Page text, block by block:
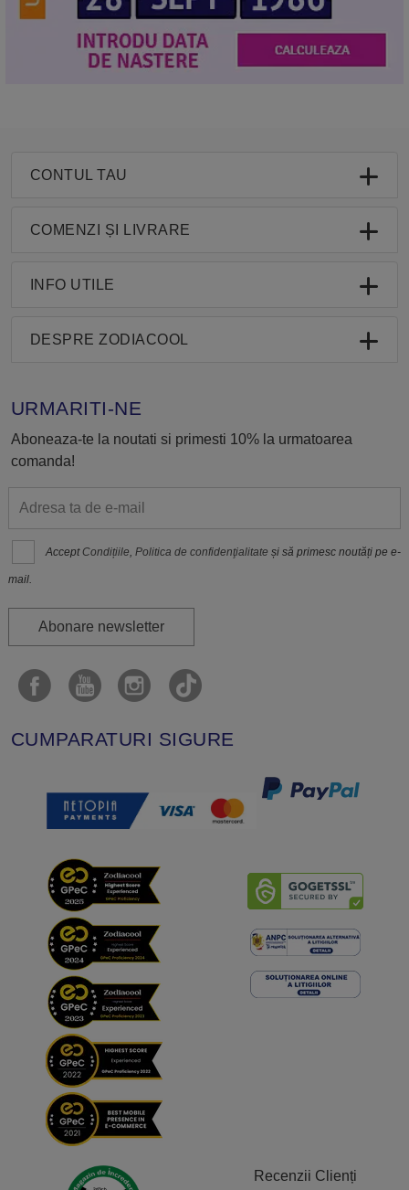
CONTUL TAU
COMENZI ȘI LIVRARE
INFO UTILE
DESPRE ZODIACOOL
URMARITI-NE
Aboneaza-te la noutati si primesti 10% la urmatoarea
comanda!
Accept Condițiile,Politica de confidenţialitate și să primesc noutăți pe e-
mail.
Abonare newsletter
CUMPARATURI SIGURE
Recenzii Clienți